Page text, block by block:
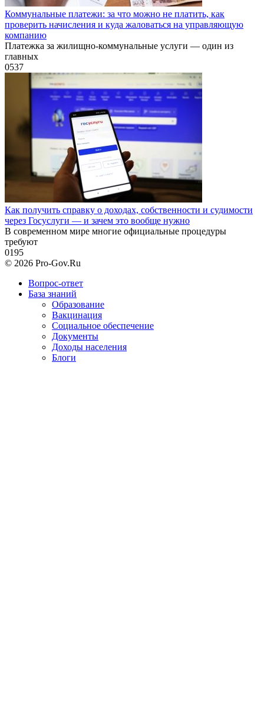
Коммунальные платежи: за что можно не платить, как
проверить начисления и куда жаловаться на управляющую
компанию
Платежка за жилищно-коммунальные услуги — один из
главных
0537
Как получить справку о доходах, собственности и судимости
через Госуслуги — и зачем это вообще нужно
В современном мире многие официальные процедуры
требуют
0195
© 2026 Pro-Gov.Ru
Вопрос-ответ
База знаний
Образование
Вакцинация
Социальное обеспечение
Документы
Доходы населения
Блоги